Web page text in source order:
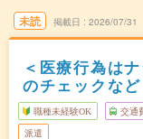
未読 掲載日 2026/07/31
＜医療行為は
のチェックなど
職種未経験OK 交通
派遣